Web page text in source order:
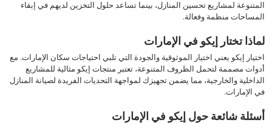
المتنوعة لمشاريع تحسين المنازل، بينما تساعد حلول التخزين لديهم في إبقاء
المساحات منظمة وفعالة.
لماذا تختار إيكو في الإمارات
اختيار إيكو يعني اختيار الموثوقية والجودة التي تلبي احتياجات سكان الإمارات. مع
أدوات مصممة لتحمل الظروف المتنوعة، تعتبر منتجات إيكو مثالية للمشاريع
الداخلية والخارجية، مما يضمن تجهيزك لمواجهة التحديات الفريدة لصيانة المنازل
في الإمارات.
أسئلة شائعة حول إيكو في الإمارات